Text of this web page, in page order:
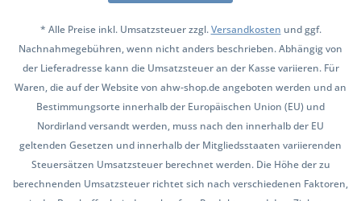
* Alle Preise inkl. Umsatzsteuer zzgl.Versandkosten und ggf.
Nachnahmegebühren, wenn nicht anders beschrieben. Abhängig von
der Lieferadresse kann die Umsatzsteuer an der Kasse variieren. Für
Waren, die auf der Website von ahw-shop.de angeboten werden und an
Bestimmungsorte innerhalb der Europäischen Union (EU) und
Nordirland versandt werden, muss nach den innerhalb der EU
geltenden Gesetzen und innerhalb der Mitgliedsstaaten variierenden
Steuersätzen Umsatzsteuer berechnet werden. Die Höhe der zu
berechnenden Umsatzsteuer richtet sich nach verschiedenen Faktoren,